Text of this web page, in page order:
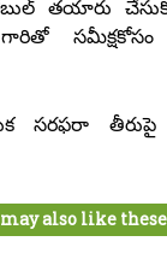
తయారు
సమీక్షకోసం
సరఫరా
may also like